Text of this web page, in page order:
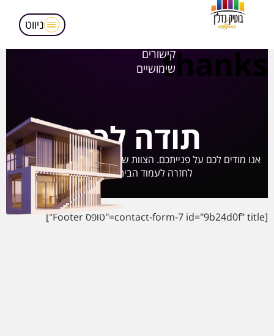
קישורים
שימושיים
ניווט
thanks
תודה לכם
אנו מודים לכם על פנייתכם. הצוות שלנו יצור עמכם קשר בהקדם!
לחזרה לעמוד הבית לחצוכאן
[contact-form-7 id="9b24d0f" title="טופס Footer"]